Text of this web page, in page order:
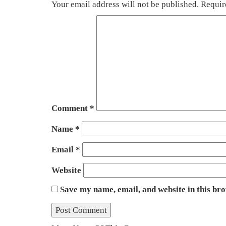
Your email address will not be published.
Comment *
Name *
Email *
Website
Save my name, email, and website in this